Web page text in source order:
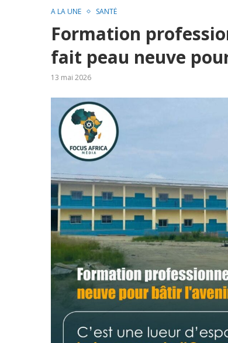
A LA UNE SANTÉ
Formation
fait peau neuve
13 mai 2026